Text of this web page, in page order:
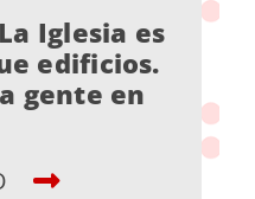
Iglesia es
edificios.
gente en